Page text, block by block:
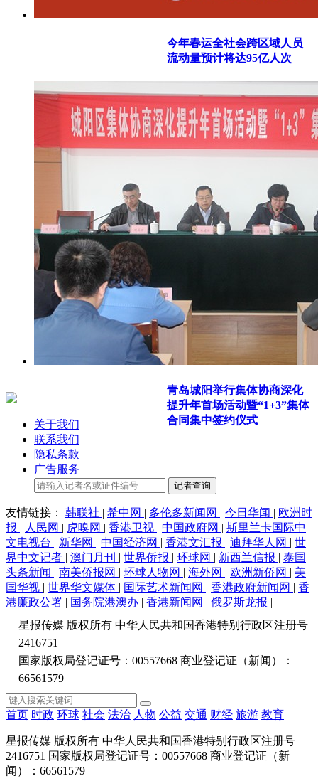
今年春运全社会跨区域人员
流动量预计将达95亿人次
青岛城阳举行集体协商深化
提升年首场活动暨“1+3”集体
合同集中签约仪式
关于我们
联系我们
隐私条款
广告服务
记者查询
友情链接： 韩联社 | 希中网 | 多伦多新闻网 | 今日华闻 | 欧洲时
报 | 人民网 | 虎嗅网 | 香港卫视 | 中国政府网 | 斯里兰卡国际中
文电视台 | 新华网 | 中国经济网 | 香港文汇报 | 迪拜华人网 | 世
界中文记者 | 澳门月刊 | 世界侨报 | 环球网 | 新西兰信报 | 泰国
头条新闻 | 南美侨报网 | 环球人物网 | 海外网 | 欧洲新侨网 | 美
国华视 | 世界华文媒体 | 国际艺术新闻网 | 香港政府新闻网 | 香
港廉政公署 | 国务院港澳办 | 香港新闻网 | 俄罗斯龙报 |
星报传媒 版权所有 中华人民共和国香港特别行政区注册号
2416751
国家版权局登记证号：00557668 商业登记证（新闻）：
66561579
首页 时政 环球 社会 法治 人物 公益 交通 财经 旅游 教育
星报传媒 版权所有 中华人民共和国香港特别行政区注册号
2416751 国家版权局登记证号：00557668 商业登记证（新
闻）：66561579